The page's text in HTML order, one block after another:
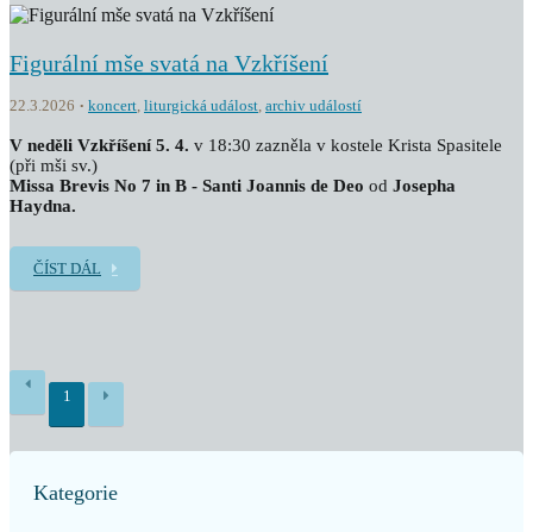
Figurální mše svatá na Vzkříšení
22.3.2026 koncert, liturgická událost, archiv událostí
V neděli Vzkříšení 5. 4. v 18:30 zazněla v kostele Krista Spasitele
(při mši sv.)
Missa Brevis No 7 in B - Santi Joannis de Deo od Josepha
Haydna.
ČÍST DÁL
1
Kategorie